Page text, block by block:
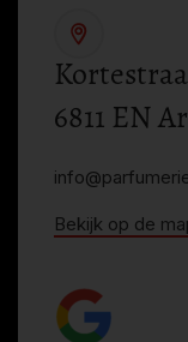
6811 EN
Bekijk op de